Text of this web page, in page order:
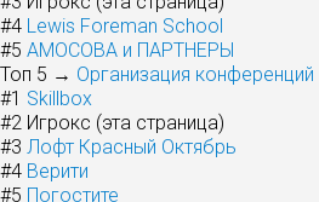
#4 Lewis Foreman School
#5 АМОСОВА и ПАРТНЕРЫ
Топ 5 → Организация
#1 Skillbox
#2 Игрокс (эта страница)
#3 Лофт Красный Октябрь
#4 Верити
#5 Погостите